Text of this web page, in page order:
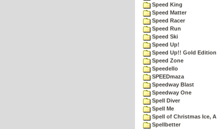
Speed King
Speed Matter
Speed Racer
Speed Run
Speed Ski
Speed Up!
Speed Up!! Gold Edition
Speed Zone
Speedello
SPEEDmaza
Speedway Blast
Speedway One
Spell Diver
Spell Me
Spell of Christmas Ice, A
Spellbetter